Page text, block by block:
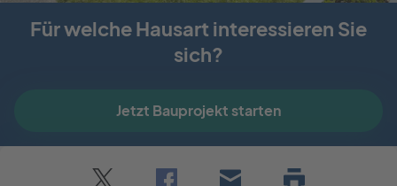
Für welche Hausart interessieren Sie
sich?
Jetzt Bauprojekt starten